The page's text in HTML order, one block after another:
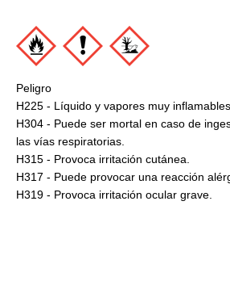
Peligro
H225 - Líquido y vapores muy inflamables.
H304 - Puede ser mortal en caso de
las vías respiratorias.
H315 - Provoca irritación cutánea.
H317 - Puede provocar una reacción
H319 - Provoca irritación ocular grave.